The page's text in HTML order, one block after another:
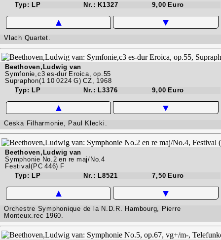
Typ: LP
Nr.: K1327 9,00 Euro
▲ ▼
Vlach Quartet.
Beethoven,Ludwig van
Symfonie,c3 es-dur Eroica, op.55
Supraphon(1 10 0224 G) CZ, 1968
Typ: LP
Nr.: L3376 9,00 Euro
▲ ▼
Ceska Filharmonie, Paul Klecki.
Beethoven,Ludwig van
Symphonie No.2 en re maj/No.4
Festival(PC 446) F
Typ: LP
Nr.: L8521 7,50 Euro
▲ ▼
Orchestre Symphonique de la N.D.R. Hambourg, Pierre
Monteux.rec 1960.